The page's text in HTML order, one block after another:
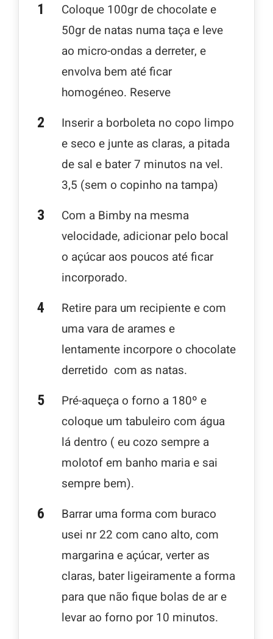
Coloque 100gr de chocolate e
50gr de natas numa taça e leve
ao micro-ondas a derreter, e
envolva bem até ficar
homogéneo. Reserve
Inserir a borboleta no copo limpo
e seco e junte as claras, a pitada
de sal e bater 7 minutos na vel.
3,5 (sem o copinho na tampa)
Com a Bimby na mesma
velocidade, adicionar pelo bocal
o açúcar aos poucos até ficar
incorporado.
Retire para um recipiente e com
uma vara de arames e
lentamente incorpore o chocolate
derretido com as natas.
Pré-aqueça o forno a 180º e
coloque um tabuleiro com água
lá dentro ( eu cozo sempre a
molotof em banho maria e sai
sempre bem).
Barrar uma forma com buraco
usei nr 22 com cano alto, com
margarina e açúcar, verter as
claras, bater ligeiramente a forma
para que não fique bolas de ar e
levar ao forno por 10 minutos.